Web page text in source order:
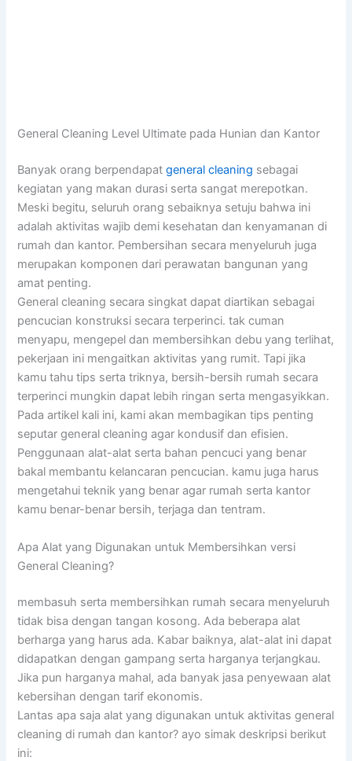
General Cleaning Level Ultimate pada Hunian dan Kantor
Banyak orang berpendapatgeneral cleaning sebagai
kegiatan yang makan durasi serta sangat merepotkan.
Meski begitu, seluruh orang sebaiknya setuju bahwa ini
adalah aktivitas wajib demi kesehatan dan kenyamanan di
rumah dan kantor. Pembersihan secara menyeluruh juga
merupakan komponen dari perawatan bangunan yang
amat penting.
General cleaning secara singkat dapat diartikan sebagai
pencucian konstruksi secara terperinci. tak cuman
menyapu, mengepel dan membersihkan debu yang terlihat,
pekerjaan ini mengaitkan aktivitas yang rumit. Tapi jika
kamu tahu tips serta triknya, bersih-bersih rumah secara
terperinci mungkin dapat lebih ringan serta mengasyikkan.
Pada artikel kali ini, kami akan membagikan tips penting
seputar general cleaning agar kondusif dan efisien.
Penggunaan alat-alat serta bahan pencuci yang benar
bakal membantu kelancaran pencucian. kamu juga harus
mengetahui teknik yang benar agar rumah serta kantor
kamu benar-benar bersih, terjaga dan tentram.
Apa Alat yang Digunakan untuk Membersihkan versi
General Cleaning?
membasuh serta membersihkan rumah secara menyeluruh
tidak bisa dengan tangan kosong. Ada beberapa alat
berharga yang harus ada. Kabar baiknya, alat-alat ini dapat
didapatkan dengan gampang serta harganya terjangkau.
Jika pun harganya mahal, ada banyak jasa penyewaan alat
kebersihan dengan tarif ekonomis.
Lantas apa saja alat yang digunakan untuk aktivitas general
cleaning di rumah dan kantor? ayo simak deskripsi berikut
ini: